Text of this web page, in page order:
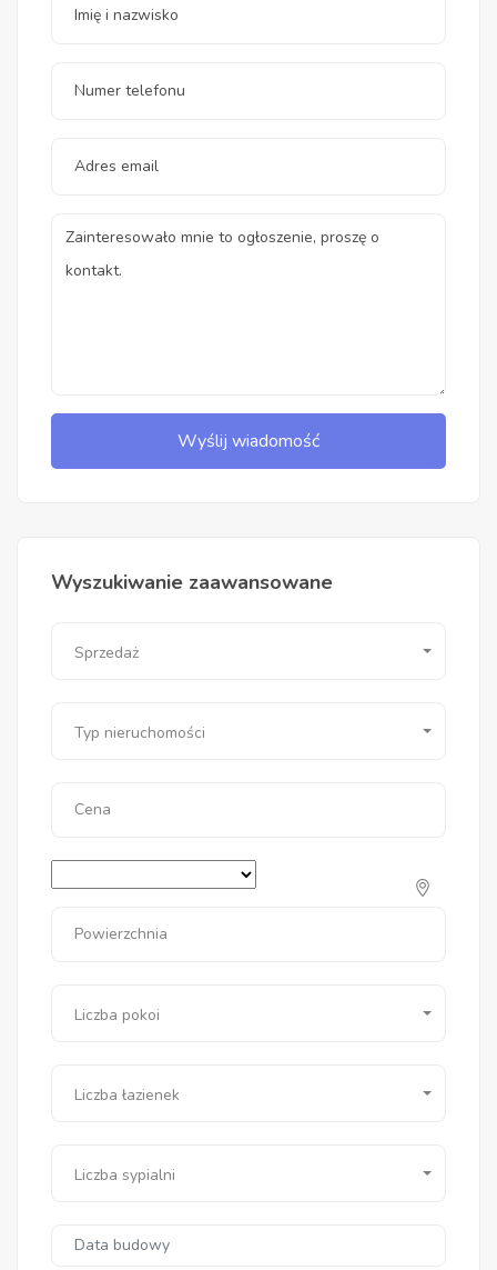
Wyślij wiadomość
Wyszukiwanie zaawansowane
Sprzedaż
Typ nieruchomości
Cena
Powierzchnia
Liczba pokoi
Liczba łazienek
Liczba sypialni